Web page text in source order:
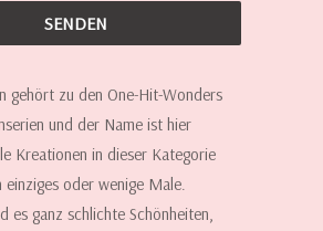
gehört zu den One-Hit-Wonders
und der Name ist hier
Kreationen in dieser Kategorie
einziges oder wenige Male.
es ganz schlichte Schönheiten,